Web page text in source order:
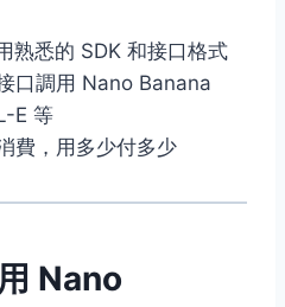
熟悉的 SDK 和接口格式
口調用 Nano Banana
E 等
費，用多少付多少
Nano